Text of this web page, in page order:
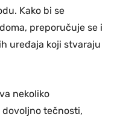
Kako bi se
preporučuje se i
uređaja koji stvaraju
nekoliko
tečnosti,